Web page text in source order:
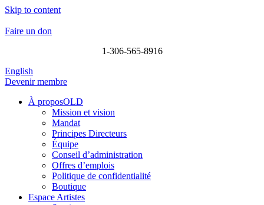
Skip to content
Faire un don
1-306-565-8916
English
Devenir membre
À proposOLD
Mission et vision
Mandat
Principes Directeurs
Équipe
Conseil d’administration
Offres d’emplois
Politique de confidentialité
Boutique
Espace Artistes